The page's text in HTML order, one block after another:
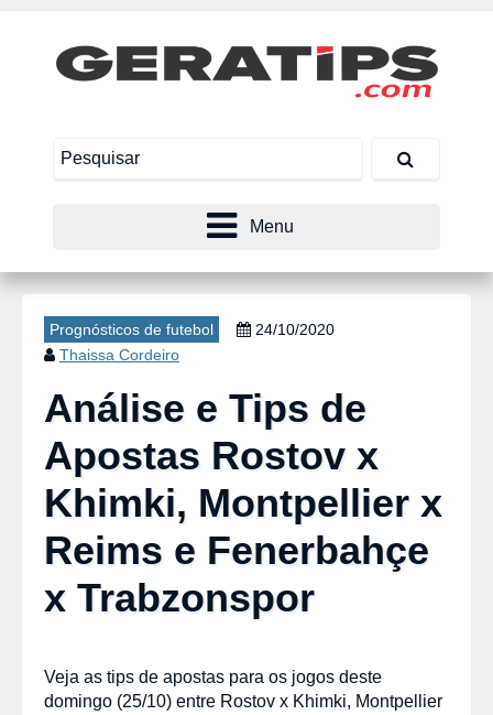
Menu
Prognósticos de futebol
24/10/2020
Thaissa Cordeiro
Análise e Tips de
Apostas Rostov x
Khimki, Montpellier x
Reims e Fenerbahçe
x Trabzonspor
Veja as tips de apostas para os jogos deste
domingo (25/10) entre Rostov x Khimki, Montpellier